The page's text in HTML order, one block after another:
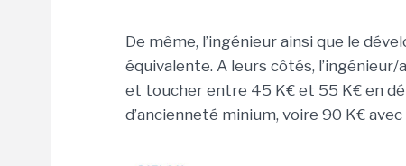
De même, l’ingénieur ainsi que le
équivalente. A leurs côtés,
et toucher entre 45 K€ et 55 K€ en
d’ancienneté minium, voire 90 K€